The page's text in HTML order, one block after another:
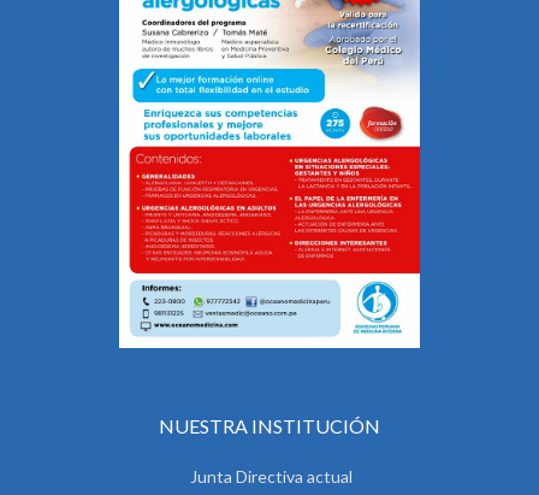
NUESTRA INSTITUCIÓN
Junta Directiva actual